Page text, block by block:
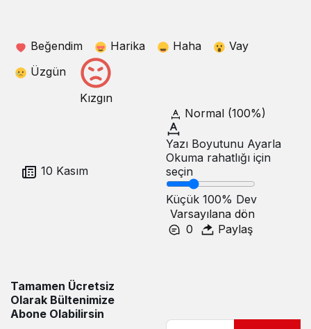
Beğendim Harika Haha
Vay
Üzgün
Kızgın
10 Kasım
Normal (100%)
Yazı Boyutunu Ayarla
Okuma rahatlığı için
seçin
Küçük 100% Dev
Varsayılana dön
0
Paylaş
Tamamen Ücretsiz
Olarak Bültenimize
Abone Olabilirsin